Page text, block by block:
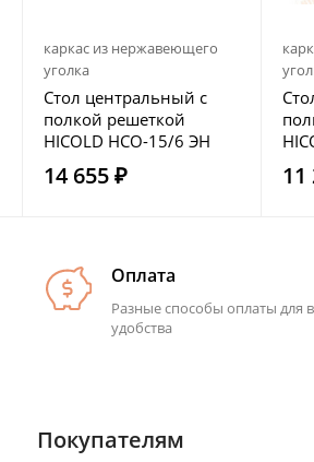
каркас из нержавеющего
уголка
Стол центральный с
полкой решеткой
HICOLD НСО-15/6 ЭН
14 655 ₽ 11
Оплата
Разные способы оплаты для
удобства
Покупателям